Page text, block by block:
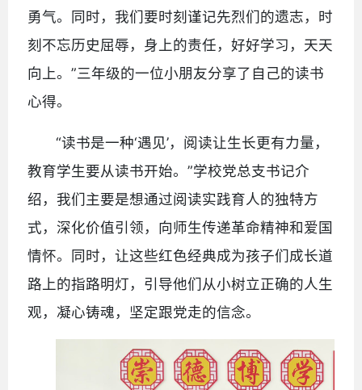
勇气。同时，我们要时刻谨记先烈们的遗志，时
刻不忘历史屈辱，身上的责任，好好学习，天天
向上。”三年级的一位小朋友分享了自己的读书
心得。
“读书是一种‘遇见’，阅读让生长更有力量，
教育学生要从读书开始。”学校党总支书记介
绍，我们主要是想通过阅读实践育人的独特方
式，深化价值引领，向师生传递革命精神和爱国
情怀。同时，让这些红色经典成为孩子们成长道
路上的指路明灯，引导他们从小树立正确的人生
观，凝心铸魂，坚定跟党走的信念。